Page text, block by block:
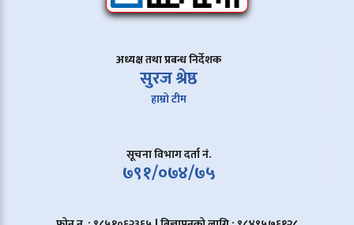
अध्यक्ष तथा प्रबन्ध निर्देशक
सुरज श्रेष्ठ
हाम्रो टीम
सूचना विभाग दर्ता नं.
७९१/०७४/७५